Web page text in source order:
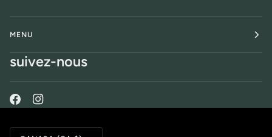
MENU
suivez-nous
Monnaie